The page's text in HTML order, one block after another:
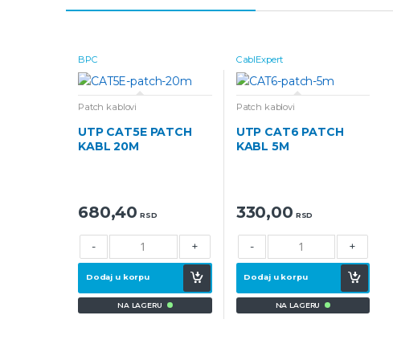
BPC
Patch kablovi
UTP CAT5E PATCH
KABL 20M
680,40 RSD
- +
Dodaj u korpu
NA LAGERU
CablExpert
Patch kablovi
UTP CAT6 PATCH
KABL 5M
330,00 RSD
- +
Dodaj u korpu
NA LAGERU